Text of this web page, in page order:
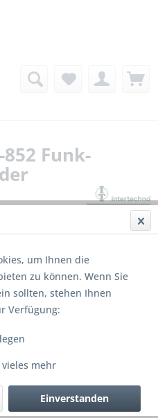
Funk-
um Ihnen die
zu können. Wenn Sie
sollten, stehen Ihnen
Verfügung:
mehr
Einverstanden